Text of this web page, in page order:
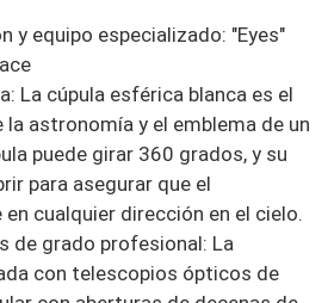
y equipo especializado: "Eyes"
La cúpula esférica blanca es el
astronomía y el emblema de un
puede girar 360 grados, y su
para asegurar que el
cualquier dirección en el cielo.
de grado profesional: La
con telescopios ópticos de